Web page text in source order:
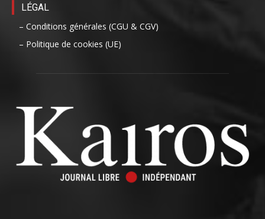
LÉGAL
– Conditions générales (CGU & CGV)
– Politique de cookies (UE)